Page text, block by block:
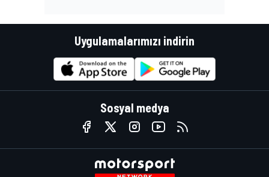
Uygulamalarımızı indirin
Sosyal medya